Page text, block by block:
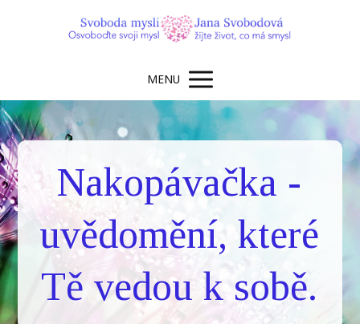
MENU
Nakopávačka -
uvědomění, které
Tě vedou k sobě.